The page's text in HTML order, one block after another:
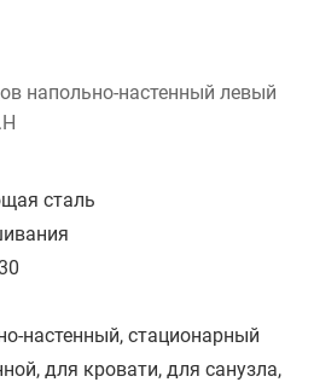
напольно-настенный левый
сталь
настенный, стационарный
для кровати, для санузла,